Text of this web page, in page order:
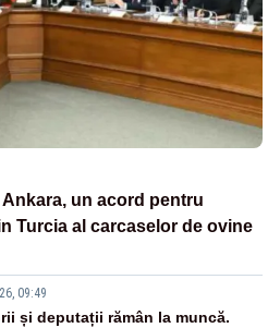
un acord pentru
Turcia al carcaselor de ovine
09:49
și deputații rămân la muncă.